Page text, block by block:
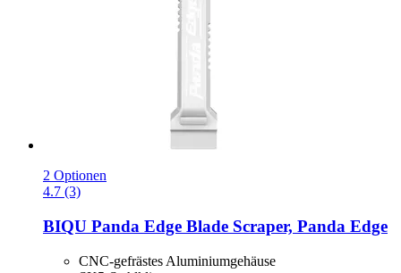
2 Optionen
4.7 (3)
BIQU Panda Edge Blade Scraper, Panda Edge
CNC-gefrästes Aluminiumgehäuse